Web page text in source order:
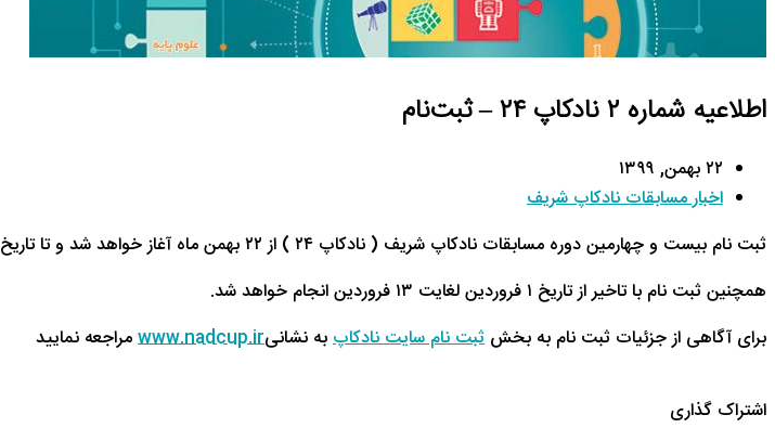
اطلاعیه شماره ۲ نادکاپ ۲۴ – ثبت‌نام
۲۲ بهمن, ۱۳۹۹
اخبار مسابقات نادکاپ شریف
ثبت نام بیست و چهارمین دوره مسابقات نادکاپ شریف ( نادکاپ ۲۴ ) از۲۲بهمن ماه آغاز خواهد شد و تا تاریخ
همچنین ثبت نام با تاخیر از تاریخ ۱ فروردین لغایت ۱۳ فروردین انجام خواهد شد.
برای آگاهی از جزئیات ثبت نام به بخش ثبت نام سایت نادکاپبه نشانیwww.nadcup.irمراجعه نمایید
اشتراک گذاری